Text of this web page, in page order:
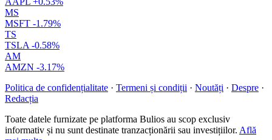
MS
MSFT -1.79%
TS
TSLA -0.58%
AM
AMZN -3.17%
Politica de confidențialitate · Termeni și condiții · Noutăți · Despre ·
Redacția
Toate datele furnizate pe platforma Bulios au scop exclusiv
informativ și nu sunt destinate tranzacționării sau investițiilor. Află